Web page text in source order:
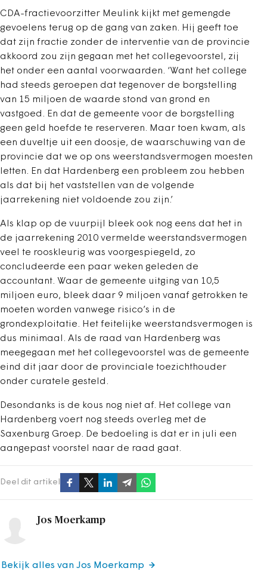
CDA-fractievoorzitter Meulink kijkt met gemengde
gevoelens terug op de gang van zaken. Hij geeft toe
dat zijn fractie zonder de interventie van de provincie
akkoord zou zijn gegaan met het collegevoorstel, zij
het onder een aantal voorwaarden. ‘Want het college
had steeds geroepen dat tegenover de borgstelling
van 15 miljoen de waarde stond van grond en
vastgoed. En dat de gemeente voor de borgstelling
geen geld hoefde te reserveren. Maar toen kwam, als
een duveltje uit een doosje, de waarschuwing van de
provincie dat we op ons weerstandsvermogen moesten
letten. En dat Hardenberg een probleem zou hebben
als dat bij het vaststellen van de volgende
jaarrekening niet voldoende zou zijn.’
Als klap op de vuurpijl bleek ook nog eens dat het in
de jaarrekening 2010 vermelde weerstandsvermogen
veel te rooskleurig was voorgespiegeld, zo
concludeerde een paar weken geleden de
accountant. Waar de gemeente uitging van 10,5
miljoen euro, bleek daar 9 miljoen vanaf getrokken te
moeten worden vanwege risico’s in de
grondexploitatie. Het feitelijke weerstandsvermogen is
dus minimaal. Als de raad van Hardenberg was
meegegaan met het collegevoorstel was de gemeente
eind dit jaar door de provinciale toezichthouder
onder curatele gesteld.
Desondanks is de kous nog niet af. Het college van
Hardenberg voert nog steeds overleg met de
Saxenburg Groep. De bedoeling is dat er in juli een
aangepast voorstel naar de raad gaat.
Deel dit artikel
Jos Moerkamp
Bekijk alles van Jos Moerkamp